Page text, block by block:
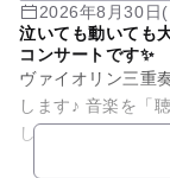
2026年8月30日
泣いても動いても
コンサートです✨
ヴァイオリン三重
します♪ 音楽を「
したりしながら楽